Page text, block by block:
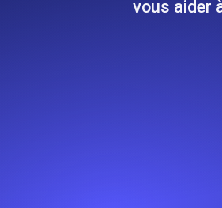
Surveillez les informations et les
vous aider